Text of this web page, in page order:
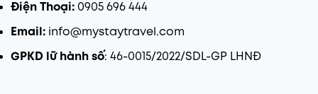
Điện Thoại: 0905 696 444
Email: info@mystaytravel.com
GPKD lữ hành số: 46-0015/2022/SDL-GP LHNĐ